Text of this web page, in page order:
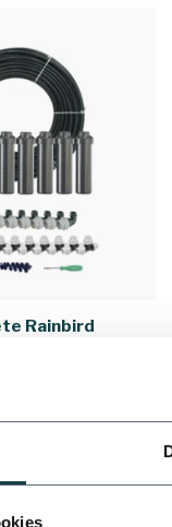
Rainbird
upsproeiers